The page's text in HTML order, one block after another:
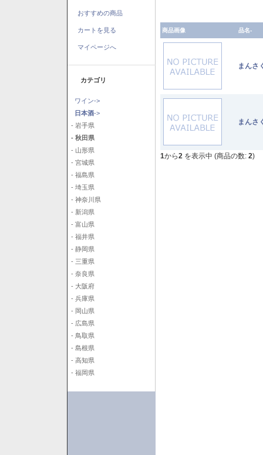
おすすめの商品
カートを見る
マイページへ
カテゴリ
ワイン->
日本酒->
- 岩手県
- 秋田県
- 山形県
- 宮城県
- 福島県
- 埼玉県
- 神奈川県
- 新潟県
- 富山県
- 福井県
- 静岡県
- 三重県
- 奈良県
- 大阪府
- 兵庫県
- 岡山県
- 広島県
- 鳥取県
- 島根県
- 高知県
- 福岡県
商品画像 品名-
まん
まん
1から2 を表示中 (商品の数: 2)